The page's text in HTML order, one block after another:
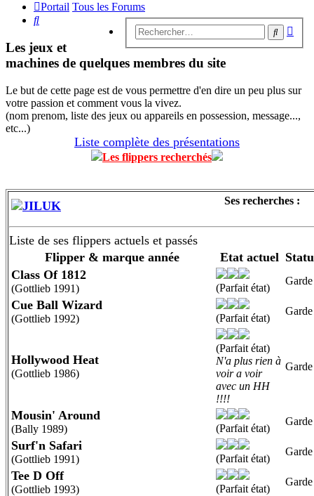
Portail Tous les Forums
Rechercher
Les jeux et
machines de quelques membres du site
Le but de cette page est de vous permettre d'en dire un peu plus sur
votre passion et comment vous la vivez.
(nom prenom, liste des jeux ou appareils en possession, message...,
etc...)
Liste complète des présentations
Les flippers recherchés
JILUK Ses recherches :
Liste de ses flippers actuels et passés
Flipper & marque année
Etat actuel
Class Of 1812
(Gottlieb 1991) (Parfait état)
Garde
Cue Ball Wizard
(Gottlieb 1992) (Parfait état)
Garde
Hollywood Heat
(Gottlieb 1986)
(Parfait état)
N'a plus rien à
voir a voir
avec un HH
!!!!
Garde
Mousin' Around
(Bally 1989) (Parfait état)
Garde
Surf'n Safari
(Gottlieb 1991) (Parfait état)
Garde
Tee D Off
(Gottlieb 1993) (Parfait état)
Garde